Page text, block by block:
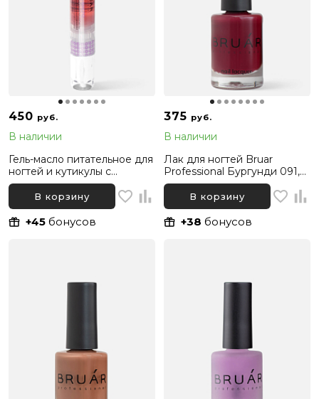
450 руб.
В наличии
Гель-масло питательное для
ногтей и кутикулы с
маслами и витамином Е
Bruar Professional, 4 мл
В корзину
+45 бонусов
375 руб.
В наличии
Лак для ногтей Bruar
Professional Бургунди 091,
11 мл
В корзину
+38 бонусов